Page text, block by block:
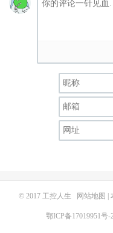
© 2017 工控人生 网站地图 |
鄂ICP备17019951号-